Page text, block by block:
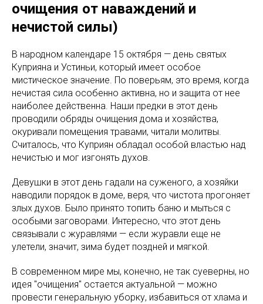
очищения от наваждений и
нечистой силы)
В народном календаре 15 октября — день святых
Куприяна и Устиньи, который имеет особое
мистическое значение. По поверьям, это время, когда
нечистая сила особенно активна, но и защита от нее
наиболее действенна. Наши предки в этот день
проводили обряды очищения дома и хозяйства,
окуривали помещения травами, читали молитвы.
Считалось, что Куприян обладал особой властью над
нечистью и мог изгонять духов.
Девушки в этот день гадали на суженого, а хозяйки
наводили порядок в доме, веря, что чистота прогоняет
злых духов. Было принято топить баню и мыться с
особыми заговорами. Интересно, что этот день
связывали с журавлями — если журавли еще не
улетели, значит, зима будет поздней и мягкой.
В современном мире мы, конечно, не так суеверны, но
идея "очищения" остается актуальной — можно
провести генеральную уборку, избавиться от хлама и